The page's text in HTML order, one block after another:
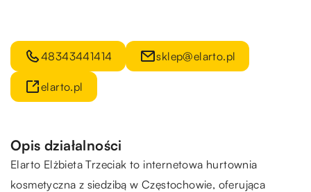
48343441414 sklep@elarto.pl
elarto.pl
Opis działalności
Elarto Elżbieta Trzeciak to internetowa hurtownia
kosmetyczna z siedzibą w Częstochowie, oferująca